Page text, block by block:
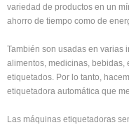
variedad de productos en un
ahorro de tiempo como de
También son usadas en varias
alimentos, medicinas, bebidas,
etiquetados. Por lo tanto,
etiquetadora automática que
Las máquinas etiquetadoras